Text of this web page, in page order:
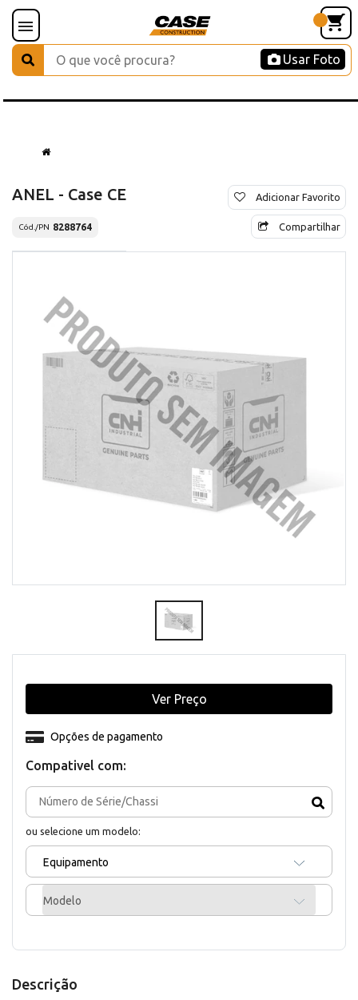
Usar Foto
ANEL - Case CE
Cód./PN 8288764
Adicionar Favorito
Compartilhar
Compativel com:
ou selecione um modelo:
Equipamento
Modelo
Opções de pagamento
Ver Preço
Descrição